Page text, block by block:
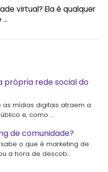
virtual? Ela é qualquer
…
própria rede social do
mídias digitais atraem a
e, como …
de comunidade?
o que é marketing de
a hora de descob…